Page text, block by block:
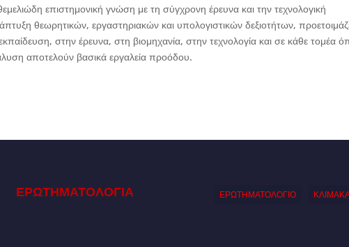
επιστημονική γνώση με τη σύγχρονη έρευνα και την τεχνολογική
θεωρητικών, εργαστηριακών και υπολογιστικών δεξιοτήτων,
στην έρευνα, στη βιομηχανία, στην τεχνολογία και σε κάθε τομέα
αποτελούν βασικά εργαλεία προόδου.
ΕΡΩΤΗΜΑΤΟΛΟΓΙΑ ΕΡΩΤΗΜΑΤΟΛΟΓΙΟ